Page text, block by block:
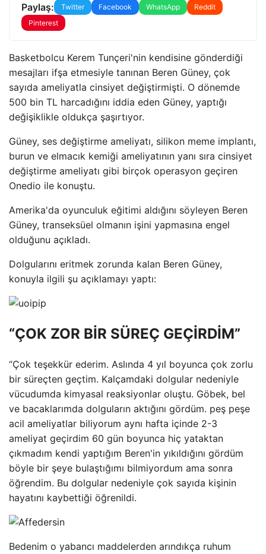
Paylaş: Twitter Facebook WhatsApp
Reddit
Pinterest
Basketbolcu Kerem Tunçeri'nin kendisine gönderdiği
mesajları ifşa etmesiyle tanınan Beren Güney, çok
sayıda ameliyatla cinsiyet değiştirmişti. O dönemde
500 bin TL harcadığını iddia eden Güney, yaptığı
değişiklikle oldukça şaşırtıyor.
Güney, ses değiştirme ameliyatı, silikon meme implantı,
burun ve elmacık kemiği ameliyatının yanı sıra cinsiyet
değiştirme ameliyatı gibi birçok operasyon geçiren
Onedio ile konuştu.
Amerika'da oyunculuk eğitimi aldığını söyleyen Beren
Güney, transeksüel olmanın işini yapmasına engel
olduğunu açıkladı.
Dolgularını eritmek zorunda kalan Beren Güney,
konuyla ilgili şu açıklamayı yaptı:
“ÇOK ZOR BİR SÜREÇ GEÇİRDİM”
“Çok teşekkür ederim. Aslında 4 yıl boyunca çok zorlu
bir süreçten geçtim. Kalçamdaki dolgular nedeniyle
vücudumda kimyasal reaksiyonlar oluştu. Göbek, bel
ve bacaklarımda dolguların aktığını gördüm. peş peşe
acil ameliyatlar biliyorum aynı hafta içinde 2-3
ameliyat geçirdim 60 gün boyunca hiç yataktan
çıkmadım kendi yaptığım Beren'in yıkıldığını gördüm
böyle bir şeye bulaştığımı bilmiyordum ama sonra
öğrendim. Bu dolgular nedeniyle çok sayıda kişinin
hayatını kaybettiği öğrenildi.
Bedenim o yabancı maddelerden arındıkça ruhum